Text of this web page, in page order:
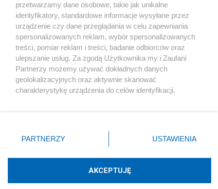
Kultura
X Facebook Instagram Youtube
Technologię dostarcza:W3media.pl
przetwarzamy dane osobowe, takie jak unikalne
identyfikatory, standardowe informacje wysyłane przez
urządzenie czy dane przeglądania w celu zapewniania
spersonalizowanych reklam, wybór spersonalizowanych
treści, pomiar reklam i treści, badanie odbiorców oraz
ulepszanie usług. Za zgodą Użytkownika my i Zaufani
Partnerzy możemy używać dokładnych danych
geolokalizacyjnych oraz aktywnie skanować
charakterystykę urządzenia do celów identyfikacji.
zmienić/wycofać klikając przycisk ustawień prywatności
znajdujący się w lewym dolnym rogu strony
rodzaje przetwarzania danych nie wymagają zgody
użytkownika, ale masz prawo sprzeciwić się takiemu
PARTNERZY USTAWIENIA
AKCEPTUJĘ